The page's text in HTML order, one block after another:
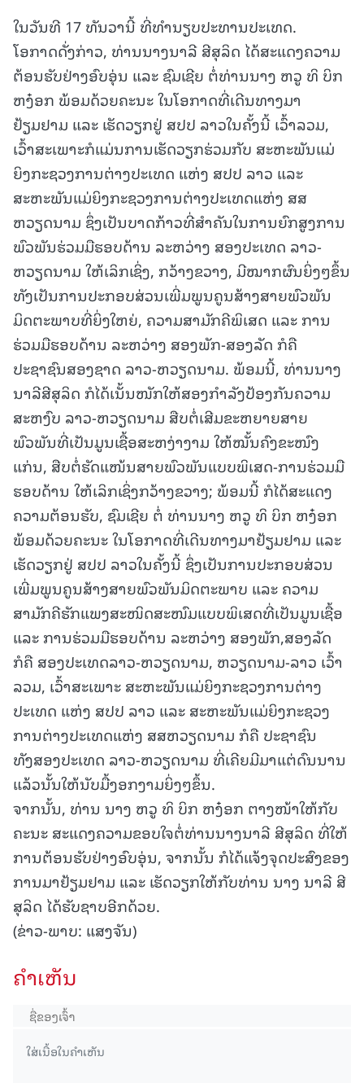
ໃນວັນທີ 17 ທັນວານີ້ ທີ່ທໍານຽບປະທານປະເທດ.
ໂອກາດດັ່ງກ່າວ, ທ່ານນາງນາລີ ສີສຸລິດ ໄດ້ສະແດງຄວາມ
ຕ້ອນຮັບຢ່າງອົບອຸ່ນ ແລະ ຊົມເຊີຍ ຕໍ່ທ່ານນາງ ຫວູ ທິ ບິກ
ຫງ໋ອກ ພ້ອມດ້ວຍຄະນະ ໃນໂອກາດທີ່ເດີນທາງມາ
ຢ້ຽມຢາມ ແລະ ເຮັດວຽກຢູ່ ສປປ ລາວໃນຄັ້ງນີ້ ເວົ້າລວມ,
ເວົ້າສະເພາະກໍແມ່ນການເຮັດວຽກຮ່ວມກັບ ສະຫະພັນແມ່
ຍິງກະຊວງການຕ່າງປະເທດ ແຫ່ງ ສປປ ລາວ ແລະ
ສະຫະພັນແມ່ຍິງກະຊວງການຕ່າງປະເທດແຫ່ງ ສສ
ຫວຽດນາມ ຊຶ່ງເປັນບາດກ້າວທີ່ສໍາຄັນໃນການຍົກສູງການ
ພົວພັນຮ່ວມມືຮອບດ້ານ ລະຫວ່າງ ສອງປະເທດ ລາວ-
ຫວຽດນາມ ໃຫ້ເລິກເຊິ່ງ, ກວ້າງຂວາງ, ມີໝາກຜົນຍິ່ງໆຂຶ້ນ
ທັງເປັນການປະກອບສ່ວນເພີ່ມພູນຄູນສ້າງສາຍພົວພັນ
ມິດຕະພາບທີ່ຍິ່ງໃຫຍ່, ຄວາມສາມັກຄີພິເສດ ແລະ ການ
ຮ່ວມມືຮອບດ້ານ ລະຫວ່າງ ສອງພັກ-ສອງລັດ ກໍຄື
ປະຊາຊົນສອງຊາດ ລາວ-ຫວຽດນາມ. ພ້ອມນີ້, ທ່ານນາງ
ນາລີສີສຸລິດ ກໍໄດ້ເນັ້ນໜັກໃຫ້ສອງກຳລັງປ້ອງກັນຄວາມ
ສະຫງົບ ລາວ-ຫວຽດນາມ ສືບຕໍ່ເສີມຂະຫຍາຍສາຍ
ພົວພັນທີ່ເປັນມູນເຊື້ອສະຫງ່າງາມ ໃຫ້ໝັ້ນຄົງຂະໜົງ
ແກ່ນ, ສືບຕໍ່ຮັດແໜ້ນສາຍພົວພັນແບບພິເສດ-ການຮ່ວມມື
ຮອບດ້ານ ໃຫ້ເລິກເຊິ່ງກວ້າງຂວາງ; ພ້ອມນີ້ ກໍໄດ້ສະແດງ
ຄວາມຕ້ອນຮັບ, ຊົມເຊີຍ ຕໍ່ ທ່ານນາງ ຫວູ ທິ ບິກ ຫງ໋ອກ
ພ້ອມດ້ວຍຄະນະ ໃນໂອກາດທີ່ເດີນທາງມາຢ້ຽມຢາມ ແລະ
ເຮັດວຽກຢູ່ ສປປ ລາວໃນຄັ້ງນີ້ ຊຶ່ງເປັນການປະກອບສ່ວນ
ເພີ່ມພູນຄູນສ້າງສາຍພົວພັນມິດຕະພາບ ແລະ ຄວາມ
ສາມັກຄີຮັກແພງສະໜິດສະໜົມແບບພິເສດທີ່ເປັນມູນເຊື້ອ
ແລະ ການຮ່ວມມືຮອບດ້ານ ລະຫວ່າງ ສອງພັກ,ສອງລັດ
ກໍຄື ສອງປະເທດລາວ-ຫວຽດນາມ, ຫວຽດນາມ-ລາວ ເວົ້າ
ລວມ, ເວົ້າສະເພາະ ສະຫະພັນແມ່ຍິງກະຊວງການຕ່າງ
ປະເທດ ແຫ່ງ ສປປ ລາວ ແລະ ສະຫະພັນແມ່ຍິງກະຊວງ
ການຕ່າງປະເທດແຫ່ງ ສສຫວຽດນາມ ກໍຄື ປະຊາຊົນ
ທັງສອງປະເທດ ລາວ-ຫວຽດນາມ ທີ່ເຄີຍມີມາແຕ່ດົນນານ
ແລ້ວນັ້ນໃຫ້ນັບມື້ງອກງາມຍິ່ງໆຂຶ້ນ.
ຈາກນັ້ນ, ທ່ານ ນາງ ຫວູ ທິ ບິກ ຫງ໋ອກ ຕາງໜ້າໃຫ້ກັບ
ຄະນະ ສະແດງຄວາມຂອບໃຈຕໍ່ທ່ານນາງນາລີ ສີສຸລິດ ທີ່ໃຫ້
ການຕ້ອນຮັບຢ່າງອົບອຸ່ນ, ຈາກນັ້ນ ກໍໄດ້ແຈ້ງຈຸດປະສົງຂອງ
ການມາຢ້ຽມຢາມ ແລະ ເຮັດວຽກໃຫ້ກັບທ່ານ ນາງ ນາລີ ສີ
ສຸລິດ ໄດ້ຮັບຊາບອີກດ້ວຍ.
(ຂ່າວ-ພາບ: ແສງຈັນ)
ຄໍາເຫັນ